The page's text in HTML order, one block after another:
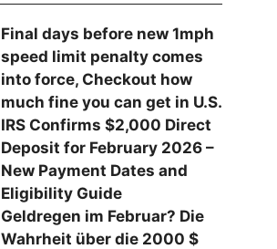
Final days before new 1mph
speed limit penalty comes
into force, Checkout how
much fine you can get in U.S.
IRS Confirms $2,000 Direct
Deposit for February 2026 –
New Payment Dates and
Eligibility Guide
Geldregen im Februar? Die
Wahrheit über die 2000 $